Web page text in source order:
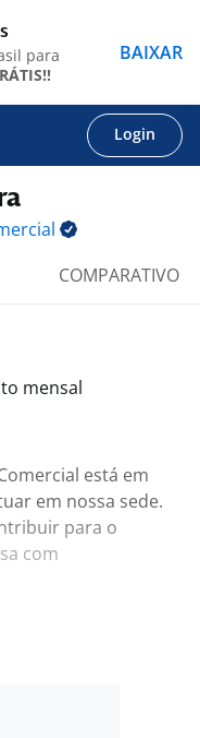
Login
COMPARATIVO
mensal
está em
em nossa sede.
para o
com
para
BAIXAR